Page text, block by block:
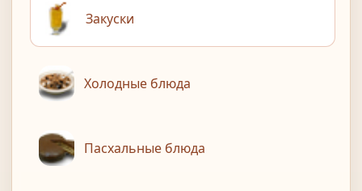
Закуски
Холодные блюда
Пасхальные блюда